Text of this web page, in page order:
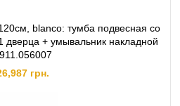
blanco: тумба подвесная со
+ умывальник накладной
грн.